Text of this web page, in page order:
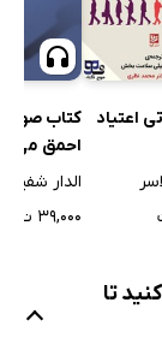
اعتیاد
کتاب
احمق
الدار شفیر
۳۹,۰۰۰ ت
تا